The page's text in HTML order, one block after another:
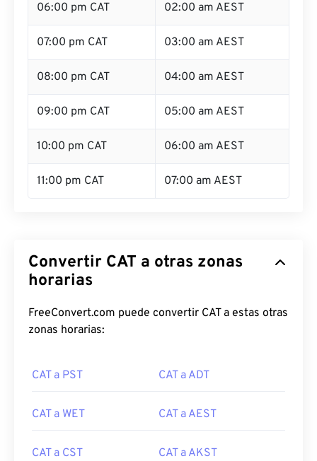
06:00 pm CAT 02:00 am AEST
07:00 pm CAT 03:00 am AEST
08:00 pm CAT 04:00 am AEST
09:00 pm CAT 05:00 am AEST
10:00 pm CAT 06:00 am AEST
11:00 pm CAT 07:00 am AEST
Convertir CAT a otras zonas
horarias
FreeConvert.com puede convertir CAT a estas otras
zonas horarias:
CAT a PST CAT a ADT
CAT a WET CAT a AEST
CAT a CST CAT a AKST